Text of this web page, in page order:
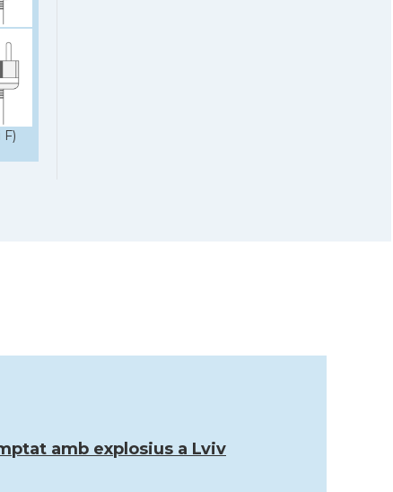
F)
amb explosius a Lviv